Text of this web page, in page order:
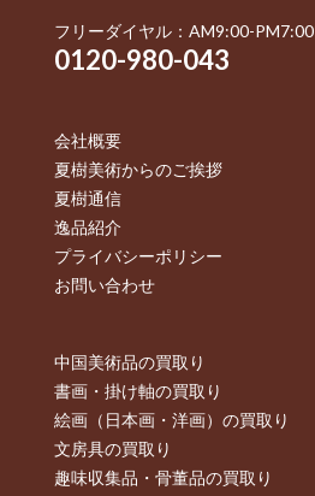
フリーダイヤル：AM9:00-PM7:00
0120-980-043
会社概要
夏樹美術からのご挨拶
夏樹通信
逸品紹介
プライバシーポリシー
お問い合わせ
中国美術品の買取り
書画・掛け軸の買取り
絵画（日本画・洋画）の買取り
文房具の買取り
趣味収集品・骨董品の買取り